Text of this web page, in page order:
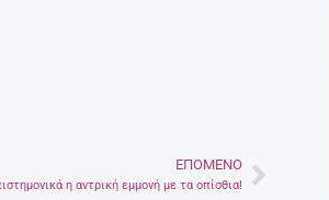
ΕΠΌΜΕΝΟ
η αντρική εμμονή με τα οπίσθια!Next